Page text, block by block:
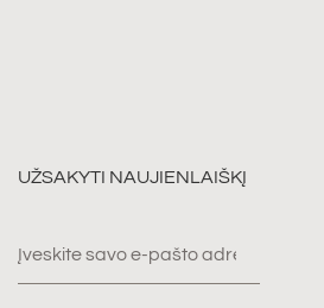
UŽSAKYTI NAUJIENLAIŠKĮ